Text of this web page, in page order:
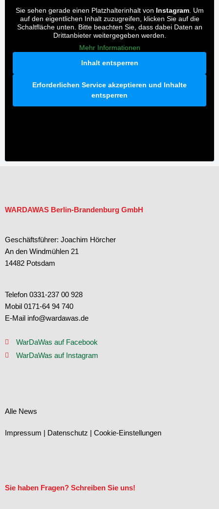
Sie sehen gerade einen Platzhalterinhalt von Instagram. Um
auf den eigentlichen Inhalt zuzugreifen, klicken Sie auf die
Schaltfläche unten. Bitte beachten Sie, dass dabei Daten an
Drittanbieter weitergegeben werden.
Mehr Informationen
Inhalt entsperren
Erforderlichen Service akzeptieren und Inhalte
entsperren
WARDAWAS Berlin-Brandenburg GmbH
Geschäftsführer: Joachim Hörcher
An den Windmühlen 21
14482 Potsdam
Telefon 0331-237 00 928
Mobil 0171-64 94 740
E-Mail info@wardawas.de
WarDaWas auf Facebook
WarDaWas auf Instagram
Alle News
Impressum | Datenschutz | Cookie-Einstellungen
Sie haben Fragen? Schreiben Sie uns!